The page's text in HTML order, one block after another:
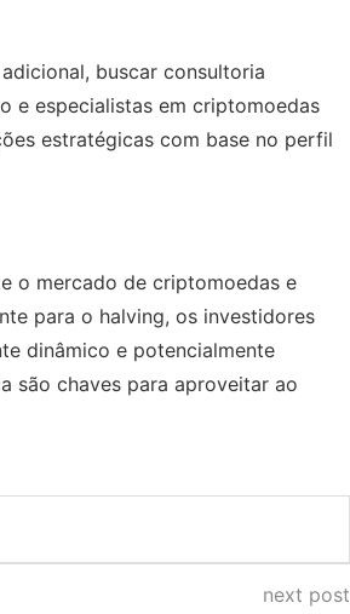
buscar consultoria
e especialistas em criptomoedas
estratégicas com base no perfil
o mercado de criptomoedas e
para o halving, os investidores
dinâmico e potencialmente
são chaves para aproveitar ao
next post